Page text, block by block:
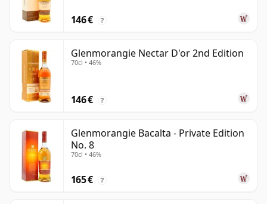
146 € ?
Glenmorangie Nectar D'or 2nd Edition
70cl • 46%
146 € ?
Glenmorangie Bacalta - Private Edition
No. 8
70cl • 46%
165 € ?